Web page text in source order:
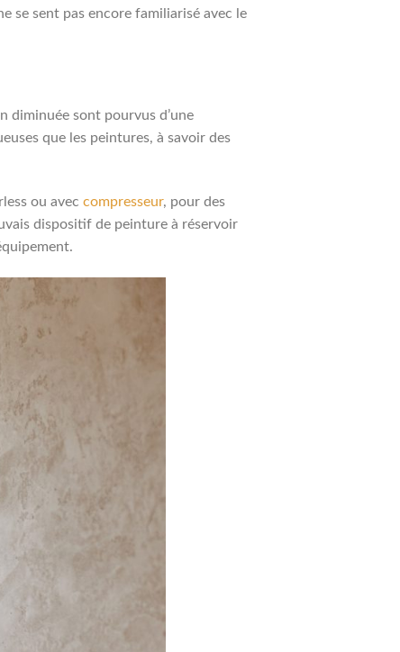
se sent pas encore familiarisé avec le
diminuée sont pourvus d’une
que les peintures, à savoir des
ou avec compresseur, pour des
dispositif de peinture à réservoir